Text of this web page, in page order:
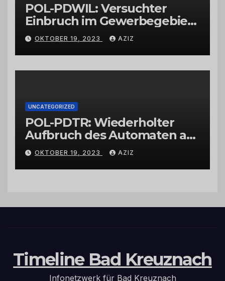
POL-PDWIL: Versuchter
Einbruch im Gewerbegebiet
Wittlich
OKTOBER 19, 2023 AZIZ
UNCATEGORIZED
POL-PDTR: Wiederholter
Aufbruch des Automaten am
Wohnmobilstellplatz in
Hermeskeil am Labachweg
OKTOBER 19, 2023 AZIZ
Timeline Bad Kreuznach
Infonetzwerk für Bad Kreuznach